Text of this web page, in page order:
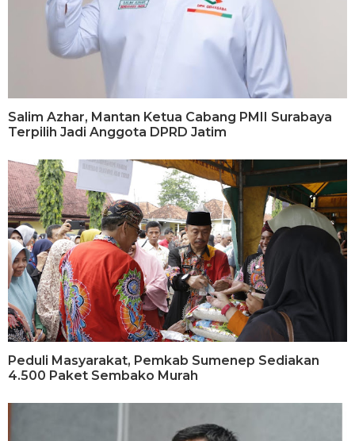
Salim Azhar, Mantan Ketua Cabang PMII Surabaya
Terpilih Jadi Anggota DPRD Jatim
Peduli Masyarakat, Pemkab Sumenep Sediakan
4.500 Paket Sembako Murah